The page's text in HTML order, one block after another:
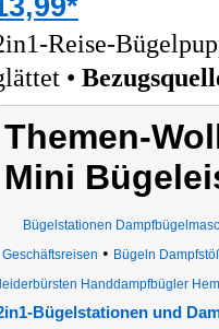
Reise-
•
Themen-
Mini
Bügelstationen
Geschäftsreisen • Bügeln
Handdampfbügler
Bügelstationen und